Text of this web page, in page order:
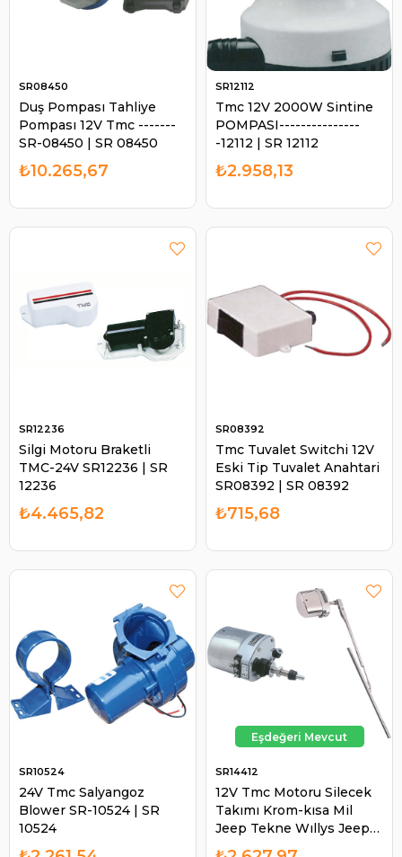
Duş Pompası Tahliye
Pompası 12V Tmc -------
SR-08450 | SR 08450
SR08450
₺10.265,67
Tmc 12V 2000W Sintine
POMPASI---------------
-12112 | SR 12112
SR12112
₺2.958,13
Silgi Motoru Braketli
TMC-24V SR12236 | SR
12236
SR12236
₺4.465,82
Tmc Tuvalet Switchi 12V
Eski Tip Tuvalet Anahtari
SR08392 | SR 08392
SR08392
₺715,68
24V Tmc Salyangoz
Blower SR-10524 | SR
10524
SR10524
12V Tmc Motoru Silecek
Takımı Krom-kısa Mil
Jeep Tekne Wıllys Jeep
Tekne Marin Motor Yat --
SR14412